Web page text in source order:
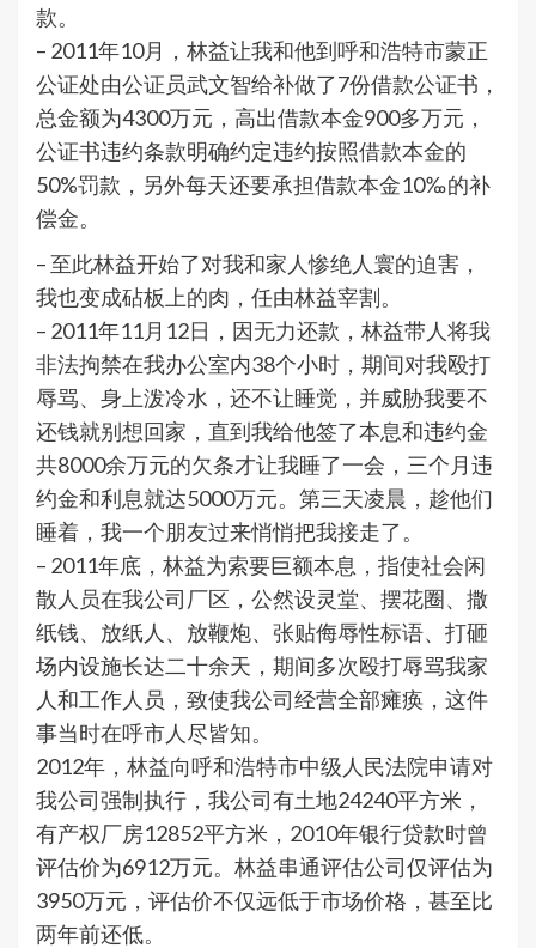
款。
– 2011年10月，林益让我和他到呼和浩特市蒙正
公证处由公证员武文智给补做了7份借款公证书，
总金额为4300万元，高出借款本金900多万元，
公证书违约条款明确约定违约按照借款本金的
50%罚款，另外每天还要承担借款本金10‰的补
偿金。
– 至此林益开始了对我和家人惨绝人寰的迫害，
我也变成砧板上的肉，任由林益宰割。
– 2011年11月12日，因无力还款，林益带人将我
非法拘禁在我办公室内38个小时，期间对我殴打
辱骂、身上泼冷水，还不让睡觉，并威胁我要不
还钱就别想回家，直到我给他签了本息和违约金
共8000余万元的欠条才让我睡了一会，三个月违
约金和利息就达5000万元。第三天凌晨，趁他们
睡着，我一个朋友过来悄悄把我接走了。
– 2011年底，林益为索要巨额本息，指使社会闲
散人员在我公司厂区，公然设灵堂、摆花圈、撒
纸钱、放纸人、放鞭炮、张贴侮辱性标语、打砸
场内设施长达二十余天，期间多次殴打辱骂我家
人和工作人员，致使我公司经营全部瘫痪，这件
事当时在呼市人尽皆知。
2012年，林益向呼和浩特市中级人民法院申请对
我公司强制执行，我公司有土地24240平方米，
有产权厂房12852平方米，2010年银行贷款时曾
评估价为6912万元。林益串通评估公司仅评估为
3950万元，评估价不仅远低于市场价格，甚至比
两年前还低。